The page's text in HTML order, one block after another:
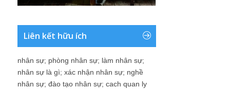
Liên kết hữu ích
nhân sự; phòng nhân sự; làm nhân sự;
nhân sự là gì; xác nhận nhân sự; nghề
nhân sự; đào tạo nhân sự; cach quan ly